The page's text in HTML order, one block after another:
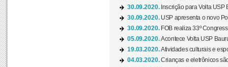
30.09.2020. Inscrição para Volta USP
30.09.2020. USP apresenta o novo
30.09.2020. FOB realiza 33º
05.09.2020.Acontece Volta USP
19.03.2020.Atividades culturais e
04.03.2020.Crianças e eletrônicos